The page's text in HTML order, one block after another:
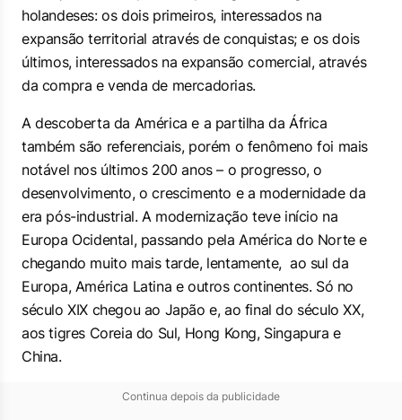
holandeses: os dois primeiros, interessados na
expansão territorial através de conquistas; e os dois
últimos, interessados na expansão comercial, através
da compra e venda de mercadorias.
A descoberta da América e a partilha da África
também são referenciais, porém o fenômeno foi mais
notável nos últimos 200 anos – o progresso, o
desenvolvimento, o crescimento e a modernidade da
era pós-industrial. A modernização teve início na
Europa Ocidental, passando pela América do Norte e
chegando muito mais tarde, lentamente, ao sul da
Europa, América Latina e outros continentes. Só no
século XIX chegou ao Japão e, ao final do século XX,
aos tigres Coreia do Sul, Hong Kong, Singapura e
China.
Continua depois da publicidade